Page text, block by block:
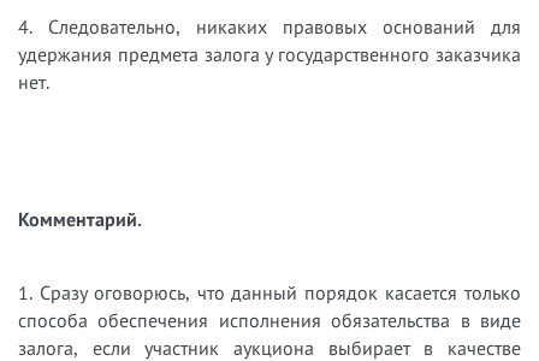
4. Следовательно, никаких правовых оснований для
удержания предмета залога у государственного заказчика
нет.
Комментарий.
1. Сразу оговорюсь, что данный порядок касается только
способа обеспечения исполнения обязательства в виде
залога, если участник аукциона выбирает в качестве